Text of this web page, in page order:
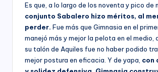
Es que, a lo largo de los noventa y pico de
conjunto Sabalero hizo méritos, al
perder. Fue más que Gimnasia en el
manejó más y mejor la pelota en el medio,
su talón de Aquiles fue no haber podido
mejor postura en eficacia. Y de yapa, con